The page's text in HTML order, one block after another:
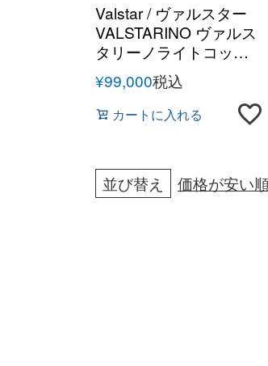
Valstar / ヴァルスター
VALSTARINO ヴァルス
タリーノライトコット
ン バルスターブルゾン
¥99,000税込
カートに入れる
並び替え 価格が安い